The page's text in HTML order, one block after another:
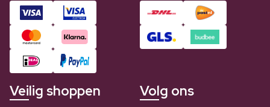
Veilig shoppen Volg ons